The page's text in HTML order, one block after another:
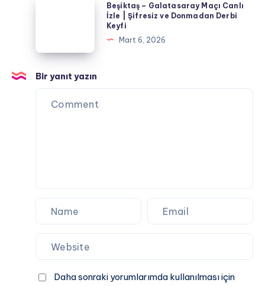
Canlı
İzle
|
Şifresiz
Beşiktaş – Galatasaray Maçı Canlı
İzle | Şifresiz ve Donmadan Derbi
Keyfi
Mart 6, 2026
Bir yanıt yazın
Daha sonraki yorumlarımda kullanılması için